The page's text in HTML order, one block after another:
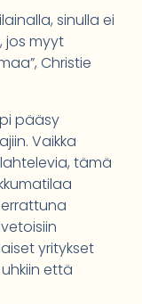
sinulla ei
jos myyt
Christie
pääsy
Vaikka
tämä
yritykset
että